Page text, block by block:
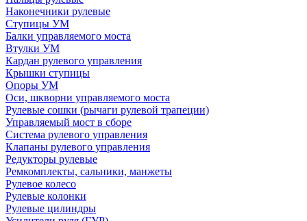
Наконечники рулевые
Ступицы УМ
Балки управляемого моста
Втулки УМ
Кардан рулевого управления
Крышки ступицы
Опоры УМ
Оси, шкворни управляемого моста
Рулевые сошки (рычаги рулевой трапеции)
Управляемый мост в сборе
Система рулевого управления
Клапаны рулевого управления
Редукторы рулевые
Ремкомплекты, сальники, манжеты
Рулевое колесо
Рулевые колонки
Рулевые цилиндры